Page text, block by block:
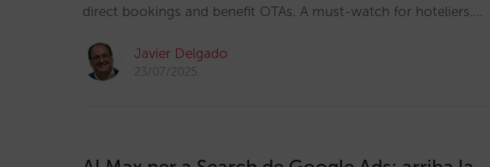
direct bookings and benefit OTAs. A must-watch for hoteliers.…
Javier Delgado
23/07/2025